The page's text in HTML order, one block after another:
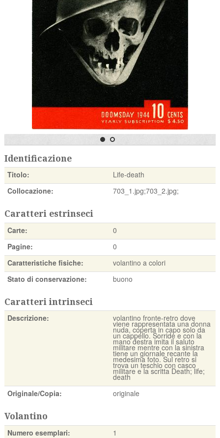
Identificazione
Titolo:
Life-death
Collocazione:
703_1.jpg;703_2.jpg;
Caratteri estrinseci
Carte:
0
Pagine:
0
Caratteristiche fisiche:
volantino a colori
Stato di conservazione:
buono
Caratteri intrinseci
Descrizione: volantino fronte-retro dove
viene rappresentata una donna
nuda, coperta in capo solo da
un cappello. Sorride e con la
mano destra imita il saluto
militare mentre con la sinistra
tiene un giornale recante la
medesima foto. Sul retro si
trova un teschio con casco
militare e la scritta Death; life;
death
Originale/Copia:
originale
Volantino
Numero esemplari: 1